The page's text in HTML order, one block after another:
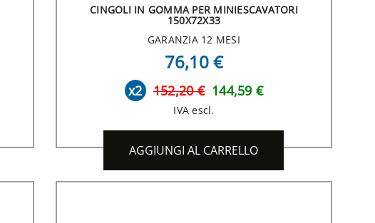
CINGOLI IN GOMMA PER MINIESCAVATORI
150X72X33
GARANZIA 12 MESI
76,10 €
x2 152,20 € 144,59 €
IVA escl.
AGGIUNGI AL CARRELLO